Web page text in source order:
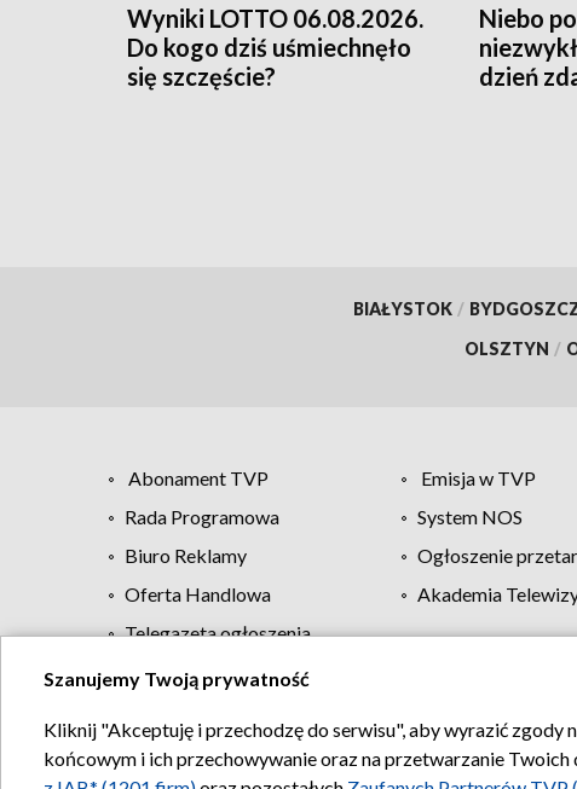
Wyniki LOTTO 06.08.2026.
Do kogo dziś uśmiechnęło
się szczęście?
Niebo
dzień
BIAŁYSTOK /
OLSZTYN /
Abonament TVP Emisja w TVP
Rada Programowa
System NOS
Biuro Reklamy
Ogłoszenie
Oferta Handlowa
Akademia
Telegazeta ogłoszenia
Regulamin TVP
Szanujemy Twoją prywatność
Kliknij "Akceptuję i przechodzę do serwisu", aby wyrazić zgody
końcowym i ich przechowywanie oraz na przetwarzanie Twoich